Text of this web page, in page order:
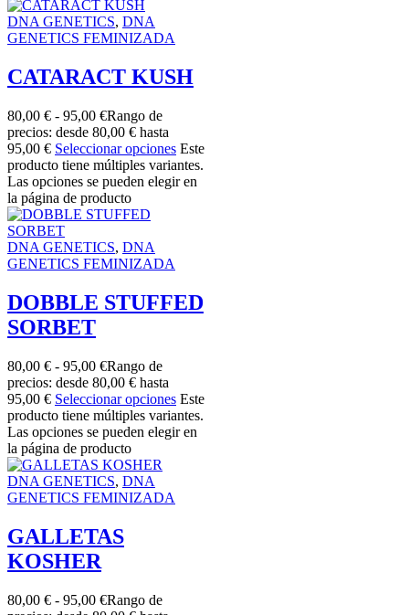
DNA GENETICS, DNA
GENETICS FEMINIZADA
CATARACT KUSH
80,00 € - 95,00 €Rango de
precios: desde 80,00 € hasta
95,00 € Seleccionar opciones Este
producto tiene múltiples variantes.
Las opciones se pueden elegir en
la página de producto
DNA GENETICS, DNA
GENETICS FEMINIZADA
DOBBLE STUFFED
SORBET
80,00 € - 95,00 €Rango de
precios: desde 80,00 € hasta
95,00 € Seleccionar opciones Este
producto tiene múltiples variantes.
Las opciones se pueden elegir en
la página de producto
DNA GENETICS, DNA
GENETICS FEMINIZADA
GALLETAS
KOSHER
80,00 € - 95,00 €Rango de